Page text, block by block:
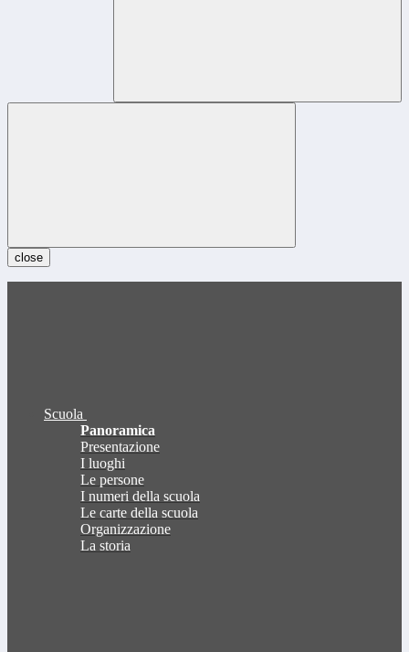
close
Scuola
Panoramica
Presentazione
I luoghi
Le persone
I numeri della scuola
Le carte della scuola
Organizzazione
La storia